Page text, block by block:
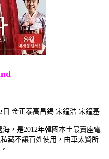
金正泰高昌錫 宋鐘浩 宋鐘基
，是2012年韓國本土最賣座電
藏不讓百姓使用，由車太賢所